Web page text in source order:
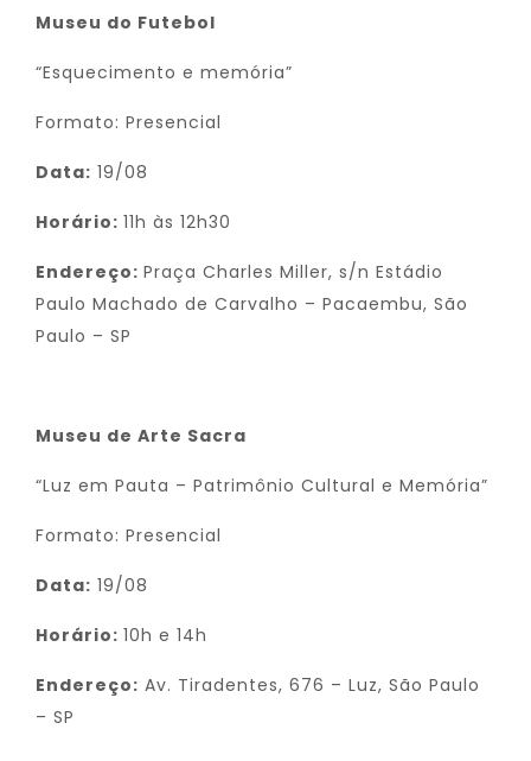
Museu do Futebol
“Esquecimento e memória”
Formato: Presencial
Data: 19/08
Horário: 11h às 12h30
Endereço: Praça Charles Miller, s/n Estádio
Paulo Machado de Carvalho – Pacaembu, São
Paulo – SP
Museu de Arte Sacra
“Luz em Pauta – Patrimônio Cultural e Memória”
Formato: Presencial
Data: 19/08
Horário: 10h e 14h
Endereço: Av. Tiradentes, 676 – Luz, São Paulo
– SP